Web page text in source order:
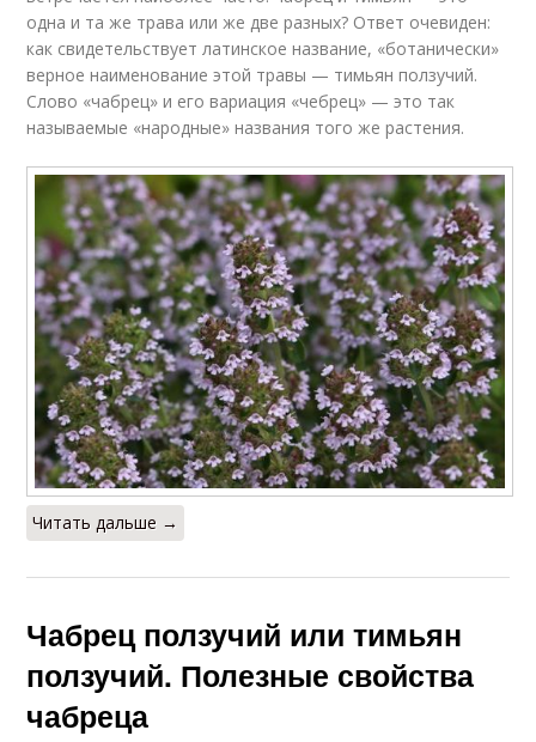
одна и та же трава или же две разных? Ответ очевиден:
как свидетельствует латинское название, «ботанически»
верное наименование этой травы — тимьян ползучий.
Слово «чабрец» и его вариация «чебрец» — это так
называемые «народные» названия того же растения.
Читать дальше →
Чабрец ползучий или тимьян
ползучий. Полезные свойства
чабреца